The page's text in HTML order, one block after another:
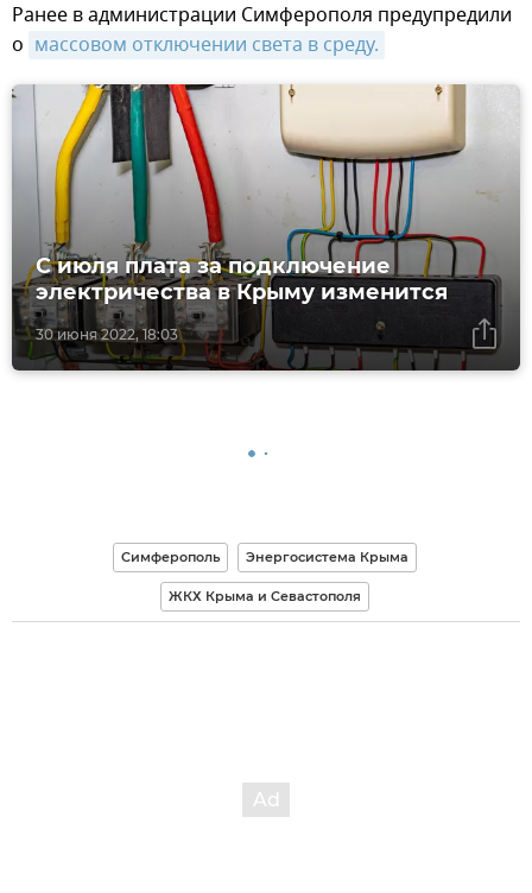
Ранее в администрации Симферополя предупредили
о массовом отключении света в среду.
30 июня 2022, 18:03
С июля плата за подключение
электричества в Крыму изменится
Симферополь Энергосистема Крыма
ЖКХ Крыма и Севастополя